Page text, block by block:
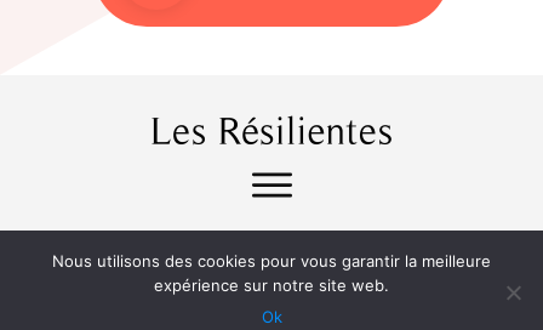
Nous utilisons des cookies pour vous garantir la meilleure
expérience sur notre site web.
Ok